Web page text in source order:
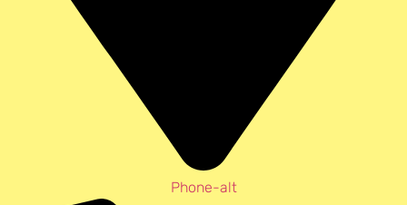
Phone-alt